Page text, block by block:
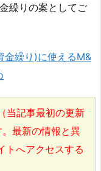
繰りの案としてご
繰り)に使えるM&
当記事最初の更新
最新の情報と異
トへアクセスする